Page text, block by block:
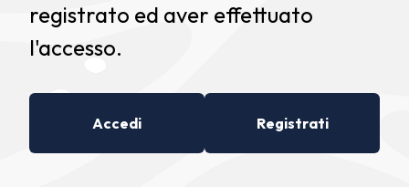
registrato ed aver effettuato
l'accesso.
Accedi Registrati